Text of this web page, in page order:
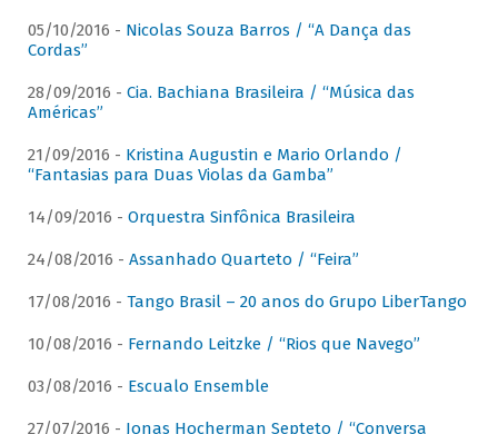
05/10/2016 - Nicolas Souza Barros / “A Dança das
Cordas”
28/09/2016 - Cia. Bachiana Brasileira / “Música das
Américas”
21/09/2016 - Kristina Augustin e Mario Orlando /
“Fantasias para Duas Violas da Gamba”
14/09/2016 - Orquestra Sinfônica Brasileira
24/08/2016 - Assanhado Quarteto / “Feira”
17/08/2016 - Tango Brasil – 20 anos do Grupo LiberTango
10/08/2016 - Fernando Leitzke / “Rios que Navego”
03/08/2016 - Escualo Ensemble
27/07/2016 - Jonas Hocherman Septeto / “Conversa